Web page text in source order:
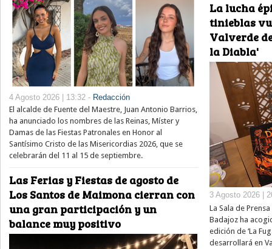
4 Agosto 2026 | 13:32 - Redacción
El alcalde de Fuente del Maestre, Juan Antonio Barrios,
ha anunciado los nombres de las Reinas, Míster y
Damas de las Fiestas Patronales en Honor al
Santísimo Cristo de las Misericordias 2026, que se
celebrarán del 11 al 15 de septiembre.
Las Ferias y Fiestas de agosto de
Los Santos de Maimona cierran con
una gran participación y un
balance muy positivo
La lucha
tinieblas
Valverde
la Diabla'
3 Agosto 2026 |
La Sala de
Badajoz ha
edición de ‘La
desarrollará en